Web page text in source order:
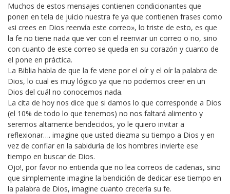
Muchos de estos mensajes contienen condicionantes que
ponen en tela de juicio nuestra fe ya que contienen frases como
«si crees en Dios reenvía este correo», lo triste de esto, es que
la fe no tiene nada que ver con el reenviar un correo o no, sino
con cuanto de este correo se queda en su corazón y cuanto de
el pone en práctica.
La Biblia habla de que la fe viene por el oír y el oír la palabra de
Dios, lo cual es muy lógico ya que no podemos creer en un
Dios del cuál no conocemos nada.
La cita de hoy nos dice que si damos lo que corresponde a Dios
(el 10% de todo lo que tenemos) no nos faltará alimento y
seremos altamente bendecidos, yo le quiero invitar a
reflexionar…. imagine que usted diezma su tiempo a Dios y en
vez de confiar en la sabiduría de los hombres invierte ese
tiempo en buscar de Dios.
Ojo!, por favor no entienda que no lea correos de cadenas, sino
que simplemente imagine la bendición de dedicar ese tiempo en
la palabra de Dios, imagine cuanto crecería su fe.